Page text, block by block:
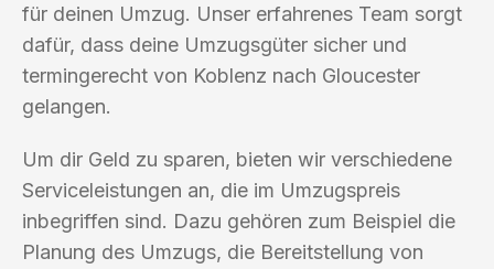
für deinen Umzug. Unser erfahrenes Team sorgt
dafür, dass deine Umzugsgüter sicher und
termingerecht von Koblenz nach Gloucester
gelangen.
Um dir Geld zu sparen, bieten wir verschiedene
Serviceleistungen an, die im Umzugspreis
inbegriffen sind. Dazu gehören zum Beispiel die
Planung des Umzugs, die Bereitstellung von